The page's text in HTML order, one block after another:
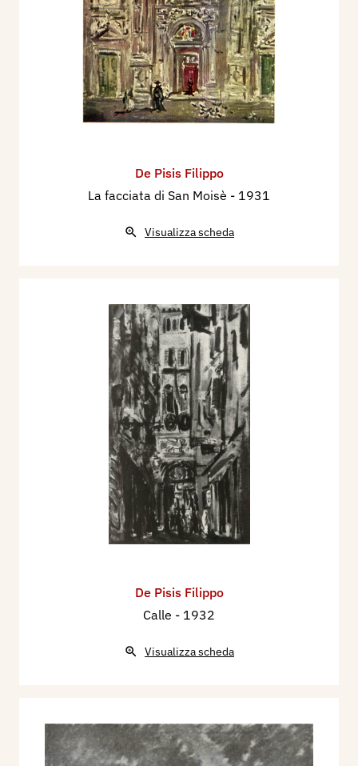
De Pisis Filippo
La facciata di San Moisè - 1931
Visualizza scheda
De Pisis Filippo
Calle - 1932
Visualizza scheda